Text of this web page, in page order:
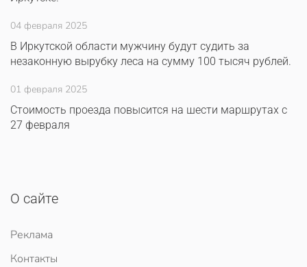
04 февраля 2025
В Иркутской области мужчину будут судить за
незаконную вырубку леса на сумму 100 тысяч рублей.
01 февраля 2025
Стоимость проезда повысится на шести маршрутах с
27 февраля
О сайте
Реклама
Контакты